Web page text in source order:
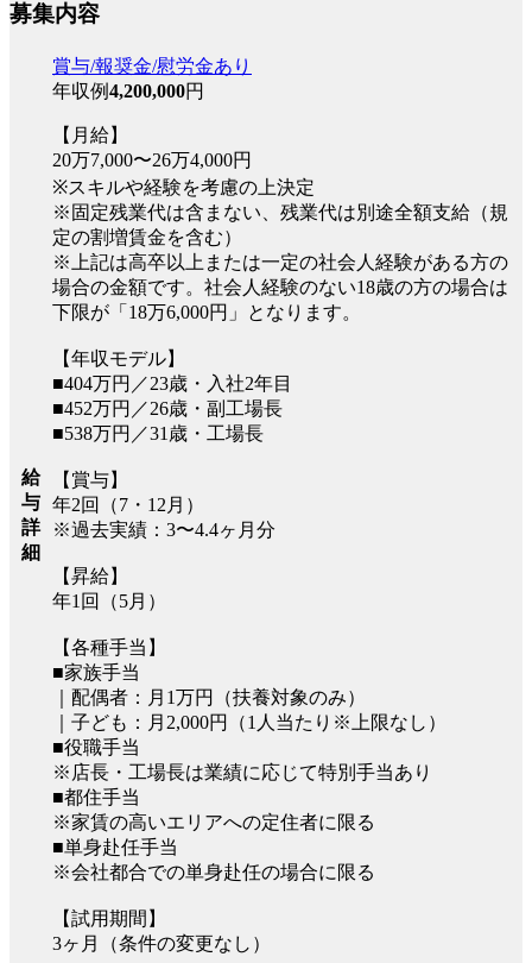
募集内容
給
与
詳
細
賞与/報奨金/慰労金あり
年収例4,200,000円
【月給】
20万7,000〜26万4,000円
※スキルや経験を考慮の上決定
※固定残業代は含まない、残業代は別途全額支給（規
定の割増賃金を含む）
※上記は高卒以上または一定の社会人経験がある方の
場合の金額です。社会人経験のない18歳の方の場合は
下限が「18万6,000円」となります。
【年収モデル】
■404万円／23歳・入社2年目
■452万円／26歳・副工場長
■538万円／31歳・工場長
【賞与】
年2回（7・12月）
※過去実績：3〜4.4ヶ月分
【昇給】
年1回（5月）
【各種手当】
■家族手当
｜配偶者：月1万円（扶養対象のみ）
｜子ども：月2,000円（1人当たり※上限なし）
■役職手当
※店長・工場長は業績に応じて特別手当あり
■都住手当
※家賃の高いエリアへの定住者に限る
■単身赴任手当
※会社都合での単身赴任の場合に限る
【試用期間】
3ヶ月（条件の変更なし）